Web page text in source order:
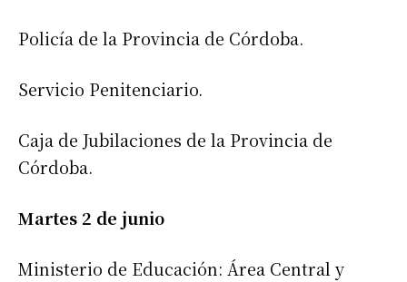
Policía de la Provincia de Córdoba.
Servicio Penitenciario.
Caja de Jubilaciones de la Provincia de
Córdoba.
Martes 2 de junio
Ministerio de Educación: Área Central y